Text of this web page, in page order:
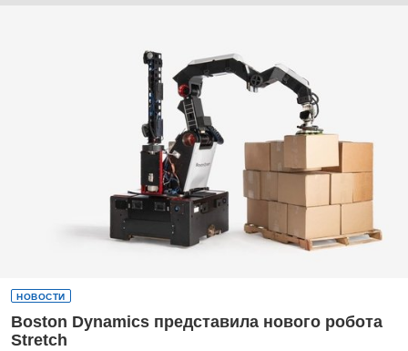
НОВОСТИ
Boston Dynamics представила нового робота
Stretch